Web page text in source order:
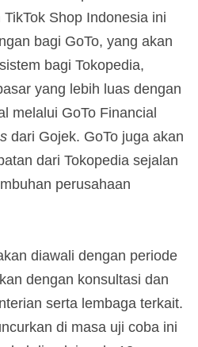
Shop Indonesia ini
bagi GoTo, yang akan
bagi Tokopedia,
yang lebih luas dengan
melalui GoTo Financial
dari Gojek. GoTo juga akan
dari Tokopedia sejalan
perusahaan
diawali dengan periode
dengan konsultasi dan
serta lembaga terkait.
di masa uji coba ini